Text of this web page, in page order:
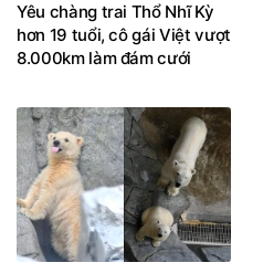
Yêu chàng trai Thổ Nhĩ Kỳ
hơn 19 tuổi, cô gái Việt vượt
8.000km làm đám cưới